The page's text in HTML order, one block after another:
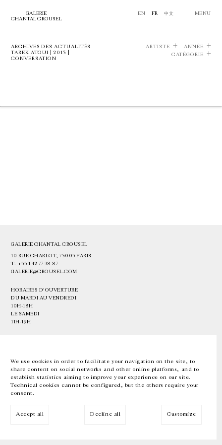
We use cookies in order to facilitate your navigation on the site, to
share content on social networks and other online platforms, and to
establish statistics aiming to improve your experience on our site.
Technical cookies cannot be configured, but the others require your
consent.
Accept all Decline all Customize
GALERIE
CHANTAL CROUSEL
EN FR 中文 MENU
ARCHIVES DES ACTUALITÉS
TAREK ATOUI | 2015 |
CONVERSATION
ARTISTE
ANNÉE
CATÉGORIE
GALERIE CHANTAL CROUSEL
10 RUE CHARLOT, 75003 PARIS
T. +33 1 42 77 38 87
GALERIE@CROUSEL.COM
HORAIRES D'OUVERTURE
DU MARDI AU VENDREDI
10H-18H
LE SAMEDI
11H-19H
EN FR 中文 Facebook Instagram
Inscrivez-vous à notre newsletter